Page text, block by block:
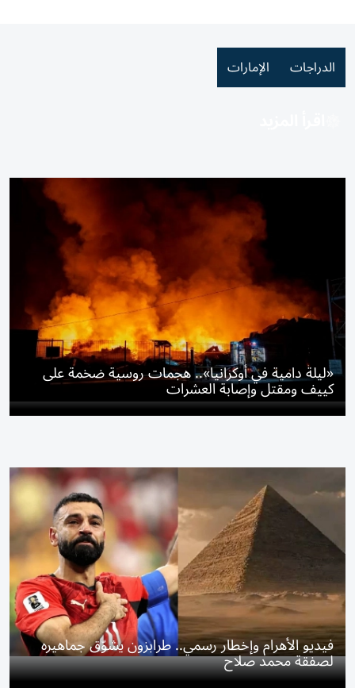
الدراجات الإمارات
«ليلة دامية في أوكرانيا».. هجمات روسية ضخمة على
كييف ومقتل وإصابة العشرات
فيديو الأهرام وإخطار رسمي.. طرابزون يشوّق جماهيره
لصفقة محمد صلاح